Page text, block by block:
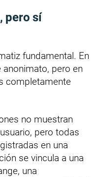
pero sí
fundamental. En
anonimato, pero en
completamente
no muestran
pero todas
en una
se vincula a una
una